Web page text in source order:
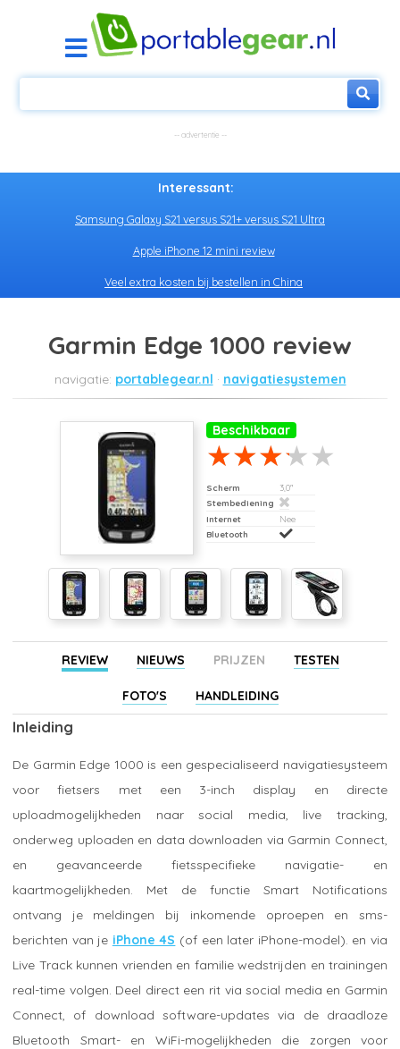
Interessant:
Samsung Galaxy S21 versus S21+ versus S21 Ultra
Apple iPhone 12 mini review
Veel extra kosten bij bestellen in China
Garmin Edge 1000 review
portablegear.nl navigatiesystemen
Beschikbaar
Scherm
3,0"
Stembediening
Internet
Nee
Bluetooth
REVIEW NIEUWS PRIJZEN TESTEN
FOTO'S HANDLEIDING
Inleiding
De Garmin Edge 1000 is een gespecialiseerd navigatiesysteem
voor fietsers met een 3-inch display en directe
uploadmogelijkheden naar social media, live tracking,
onderweg uploaden en data downloaden via Garmin Connect,
en geavanceerde fietsspecifieke navigatie- en
kaartmogelijkheden. Met de functie Smart Notifications
ontvang je meldingen bij inkomende oproepen en sms-
berichten van je iPhone 4S (of een later iPhone-model). en via
Live Track kunnen vrienden en familie wedstrijden en trainingen
real-time volgen. Deel direct een rit via social media en Garmin
Connect, of download software-updates via de draadloze
Bluetooth Smart- en WiFi-mogelijkheden die zorgen voor